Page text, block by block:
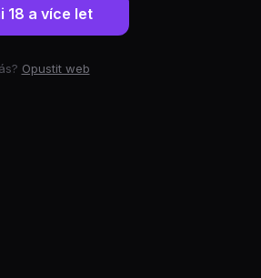
18 a více let
Opustit web